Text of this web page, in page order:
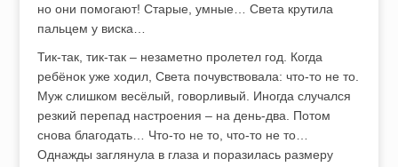
но они помогают! Старые, умные… Света крутила
пальцем у виска…
Тик-так, тик-так – незаметно пролетел год. Когда
ребёнок уже ходил, Света почувствовала: что-то не то.
Муж слишком весёлый, говорливый. Иногда случался
резкий перепад настроения – на день-два. Потом
снова благодать… Что-то не то, что-то не то…
Однажды заглянула в глаза и поразилась размеру